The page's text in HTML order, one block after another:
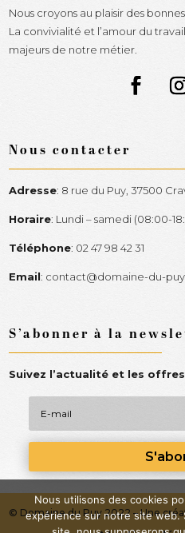
Nous croyons au plaisir des
La convivialité et l’amour du
majeurs de notre métier.
Nous contacter
Adresse: 8 rue du Puy, 37500
Horaire: Lundi – samedi (08:00-
Téléphone: 02 47 98 42 31
Email: contact@domaine-du-
S’abonner à la
Suivez l’actualité et les
© Domaine du Puy 2022 –Une
Nous utilisons des cookies
expérience sur notre site web.